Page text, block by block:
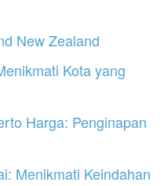
New Zealand
Kota yang
Harga: Penginapan
Menikmati Keindahan